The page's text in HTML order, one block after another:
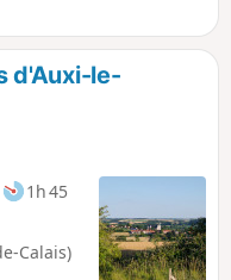
praticables).Le
(deux fois) devant le
souvent
Chemin en très
Si possible, éviter la
après le point (3) sera
avancé en culture ou
d'Auxi-le-
1h 45
Calais)